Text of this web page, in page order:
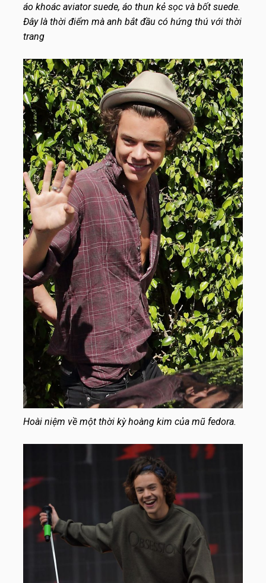
áo khoác aviator suede, áo thun kẻ sọc và bốt suede.
Đây là thời điểm mà anh bắt đầu có hứng thú với thời
trang
Hoài niệm về một thời kỳ hoàng kim của mũ fedora.